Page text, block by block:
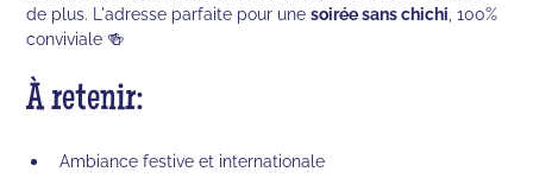
de plus. L'adresse parfaite pour unesoirée sans chichi , 100%
conviviale 🍻
À retenir:
Ambiance festive et internationale